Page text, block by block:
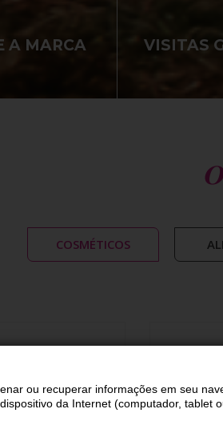
A MARCA VISITAS
COSMÉTICOS
ou recuperar informações em seu
da Internet (computador,